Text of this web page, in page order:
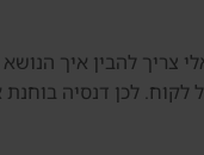
צריך להבין איך
לקוח. לכן דנסיה